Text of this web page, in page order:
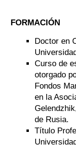
FORMACIÓN
Doctor en
Curso de
otorgado
Fondos
en la
de Rusia.
Título